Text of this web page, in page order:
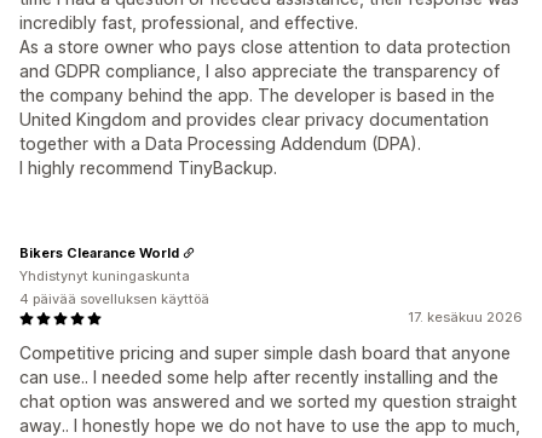
incredibly fast, professional, and effective.
As a store owner who pays close attention to data protection
and GDPR compliance, I also appreciate the transparency of
the company behind the app. The developer is based in the
United Kingdom and provides clear privacy documentation
together with a Data Processing Addendum (DPA).
I highly recommend TinyBackup.
17. kesäkuu 2026
Competitive pricing and super simple dash board that anyone
can use.. I needed some help after recently installing and the
chat option was answered and we sorted my question straight
away.. I honestly hope we do not have to use the app to much,
Bikers Clearance World
Yhdistynyt kuningaskunta
4 päivää sovelluksen käyttöä